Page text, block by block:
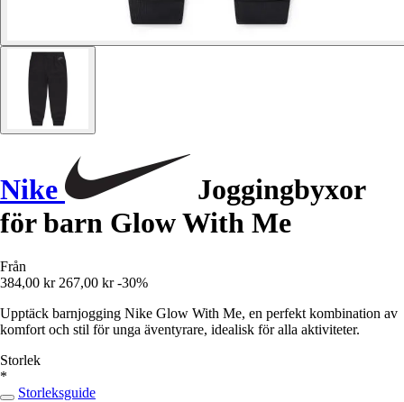
Nike
Joggingbyxor
för barn Glow With Me
Från
384,00 kr 267,00 kr -30%
Upptäck barnjogging Nike Glow With Me, en perfekt kombination av
komfort och stil för unga äventyrare, idealisk för alla aktiviteter.
Storlek
*
Storleksguide